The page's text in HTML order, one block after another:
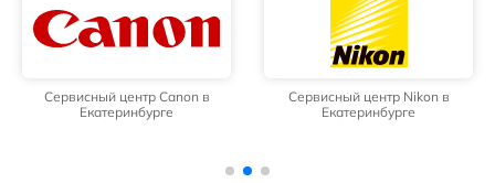
Сервисный центр Canon в
Екатеринбурге
Сервисный центр Nikon в
Екатеринбурге